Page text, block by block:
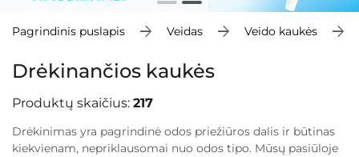
Pagrindinis puslapis Veidas Veido kaukės
Drėkinančios kaukės
Produktų skaičius: 217
Drėkinimas yra pagrindinė odos priežiūros dalis ir būtinas
kiekvienam, nepriklausomai nuo odos tipo. Mūsų pasiūloje